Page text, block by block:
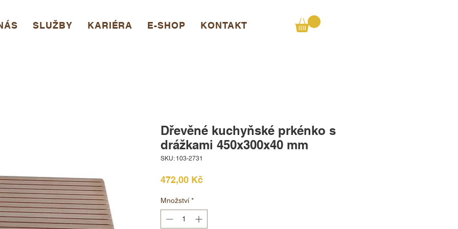
SLUŽBY KARIÉRA E-SHOP KONTAKT
Dřevěné kuchyňské prkénko s
drážkami 450x300x40 mm
SKU: 103-2731
472,00 KčCena
Množství *